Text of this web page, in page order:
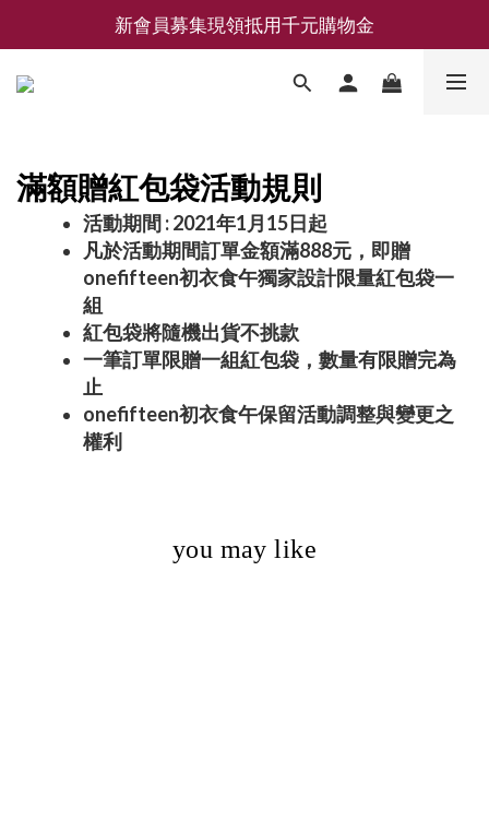
新會員募集現領抵用千元購物金
新會員募集現領抵用千元購物金
LEMAIRE 經典可頌包 NEW ARRIVAL
新會員募集現領抵用千元購物金
滿額贈紅包袋活動規則
活動期間 : 2021年1月15日起
凡於活動期間訂單金額滿888元，即贈
onefifteen初衣食午獨家設計限量紅包袋一
組
紅包袋將隨機出貨不挑款
一筆訂單限贈一組紅包袋，數量有限贈完為
止
onefifteen初衣食午保留活動調整與變更之
權利
you may like